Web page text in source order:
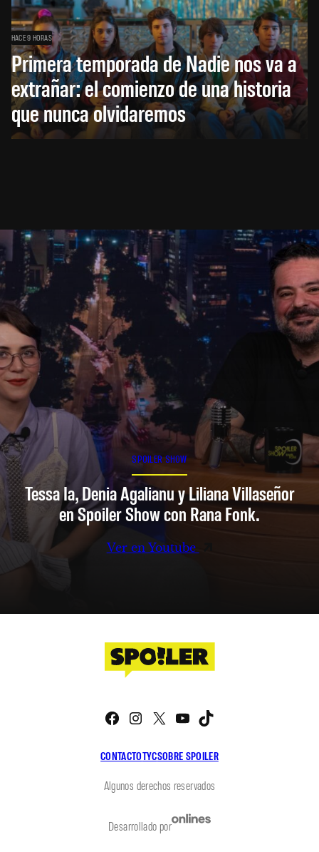
HACE 9 HORAS
Primera temporada de Nadie nos va a
extrañar: el comienzo de una historia
que nunca olvidaremos
SPOILER SHOW
Tessa Ia, Denia Agalianu y Liliana Villaseñor
en Spoiler Show con Rana Fonk.
Ver en Youtube
CONTACTOTYCSOBRE SPOILER
Facebook
Instagram
X YouTube
Algunos derechos reservados
Desarrollado por